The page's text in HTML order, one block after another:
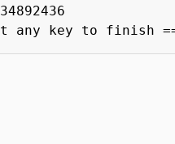
any key to finish